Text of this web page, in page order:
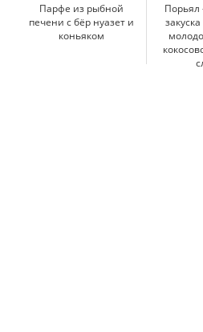
Парфе из рыбной
печени с бёр нуазет и
коньяком
Порьял